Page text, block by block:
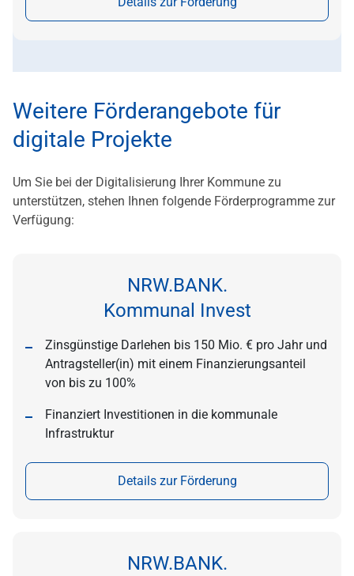
Weitere Förderangebote für
digitale Projekte
Um Sie bei der Digitalisierung Ihrer Kommune zu
unterstützen, stehen Ihnen folgende Förderprogramme zur
Verfügung:
NRW.BANK.
Kommunal Invest
Zinsgünstige Darlehen bis 150 Mio. € pro Jahr und
Antragsteller(in) mit einem Finanzierungsanteil
von bis zu 100%
Finanziert Investitionen in die kommunale
Infrastruktur
Details zur Förderung
NRW.BANK.